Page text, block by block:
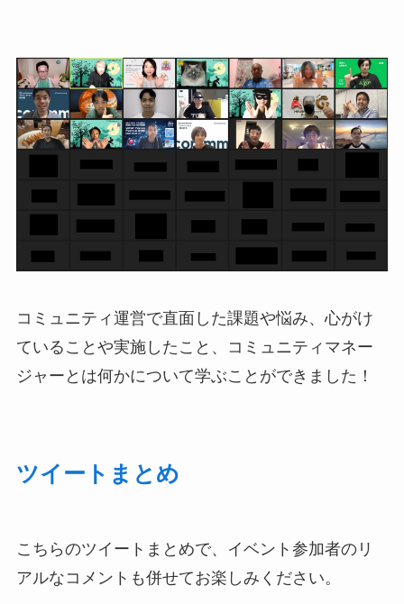
コミュニティ運営で直面した課題や悩み、心がけ
ていることや実施したこと、コミュニティマネー
ジャーとは何かについて学ぶことができました！
ツイートまとめ
こちらのツイートまとめで、イベント参加者のリ
アルなコメントも併せてお楽しみください。